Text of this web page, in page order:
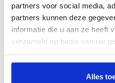
partners voor social media,
partners kunnen deze
informatie die u aan ze heeft
verzameld op basis van uw
Alles
Haal uw pakket op bij3500+
Gratis verzending vanaf
18.000+ klanten beoordelen
Informatie